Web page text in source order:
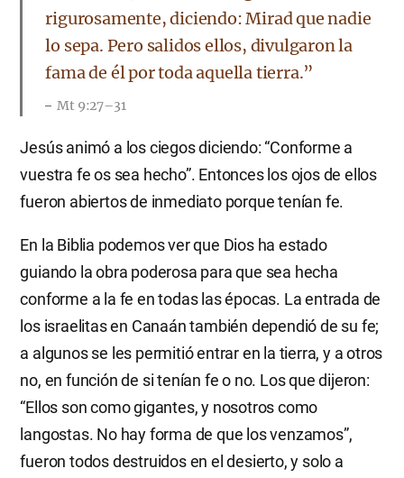
rigurosamente, diciendo: Mirad que nadie
lo sepa. Pero salidos ellos, divulgaron la
fama de él por toda aquella tierra.”
Mt 9:27–31
Jesús animó a los ciegos diciendo: “Conforme a
vuestra fe os sea hecho”. Entonces los ojos de ellos
fueron abiertos de inmediato porque tenían fe.
En la Biblia podemos ver que Dios ha estado
guiando la obra poderosa para que sea hecha
conforme a la fe en todas las épocas. La entrada de
los israelitas en Canaán también dependió de su fe;
a algunos se les permitió entrar en la tierra, y a otros
no, en función de si tenían fe o no. Los que dijeron:
“Ellos son como gigantes, y nosotros como
langostas. No hay forma de que los venzamos”,
fueron todos destruidos en el desierto, y solo a